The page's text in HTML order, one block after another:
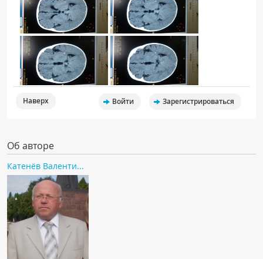
Наверх Войти Зарегистрироваться
Об авторе
Катенёв Валенти...